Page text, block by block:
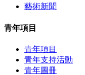
藝術新聞
青年項目
青年項目
青年支持活動
青年圖冊